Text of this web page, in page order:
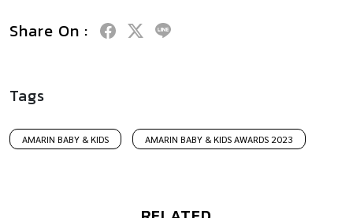
Share On :
Tags
AMARIN BABY & KIDS AMARIN BABY & KIDS AWARDS 2023